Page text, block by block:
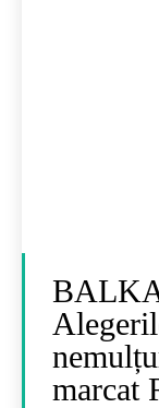
marcat